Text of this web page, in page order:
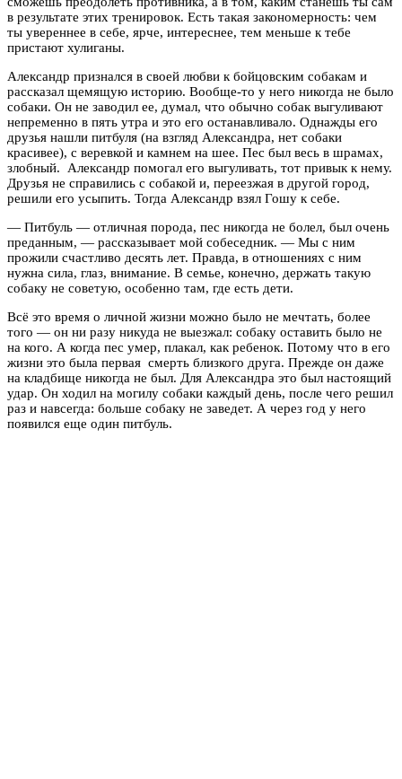
в результате этих тренировок. Есть такая закономерность: чем
ты увереннее в себе, ярче, интереснее, тем меньше к тебе
пристают хулиганы.
Александр признался в своей любви к бойцовским собакам и
рассказал щемящую историю. Вообще-то у него никогда не было
собаки. Он не заводил ее, думал, что обычно собак выгуливают
непременно в пять утра и это его останавливало. Однажды его
друзья нашли питбуля (на взгляд Александра, нет собаки
красивее), с веревкой и камнем на шее. Пес был весь в шрамах,
злобный. Александр помогал его выгуливать, тот привык к нему.
Друзья не справились с собакой и, переезжая в другой город,
решили его усыпить. Тогда Александр взял Гошу к себе.
— Питбуль — отличная порода, пес никогда не болел, был очень
преданным, — рассказывает мой собеседник. — Мы с ним
прожили счастливо десять лет. Правда, в отношениях с ним
нужна сила, глаз, внимание. В семье, конечно, держать такую
собаку не советую, особенно там, где есть дети.
Всё это время о личной жизни можно было не мечтать, более
того — он ни разу никуда не выезжал: собаку оставить было не
на кого. А когда пес умер, плакал, как ребенок. Потому что в его
жизни это была первая смерть близкого друга. Прежде он даже
на кладбище никогда не был. Для Александра это был настоящий
удар. Он ходил на могилу собаки каждый день, после чего решил
раз и навсегда: больше собаку не заведет. А через год у него
появился еще один питбуль.